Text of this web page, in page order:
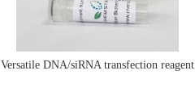
Versatile DNA/siRNA transfection reagent